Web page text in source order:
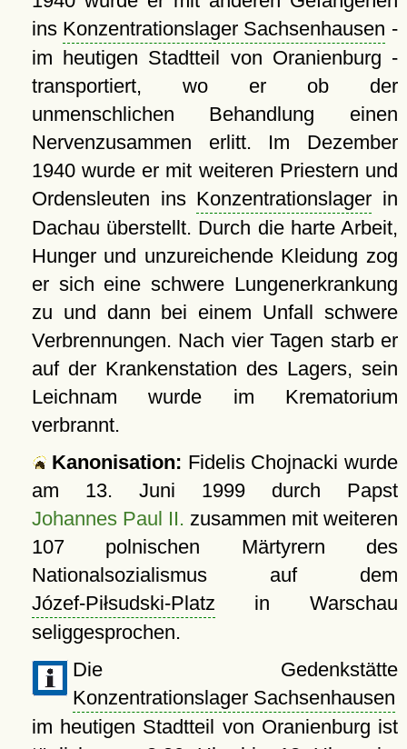
ins Konzentrationslager Sachsenhausen -
im heutigen Stadtteil von Oranienburg -
transportiert, wo er ob der
unmenschlichen Behandlung einen
Nervenzusammen erlitt. Im Dezember
1940 wurde er mit weiteren Priestern und
Ordensleuten ins Konzentrationslager in
Dachau überstellt. Durch die harte Arbeit,
Hunger und unzureichende Kleidung zog
er sich eine schwere Lungenerkrankung
zu und dann bei einem Unfall schwere
Verbrennungen. Nach vier Tagen starb er
auf der Krankenstation des Lagers, sein
Leichnam wurde im Krematorium
verbrannt.
Kanonisation: Fidelis Chojnacki wurde
am 13. Juni 1999durch Papst
Johannes Paul II. zusammen mit weiteren
107 polnischen Märtyrern des
Nationalsozialismus auf dem
Józef-Piłsudski-Platz in Warschau
seliggesprochen.
Die Gedenkstätte
Konzentrationslager Sachsenhausen
im heutigen Stadtteil von Oranienburg ist